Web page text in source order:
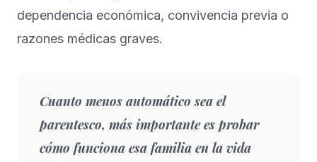
dependencia económica, convivencia previa o
razones médicas graves.
Cuanto menos automático sea el
parentesco, más importante es probar
cómo funciona esa familia en la vida